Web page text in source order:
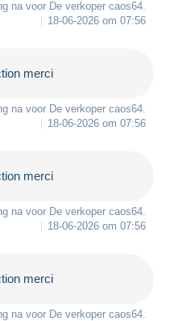
na voor De verkoper caos64
18-06-2026 om 07:56
merci
na voor De verkoper caos64
18-06-2026 om 07:56
merci
na voor De verkoper caos64
18-06-2026 om 07:56
merci
na voor De verkoper caos64